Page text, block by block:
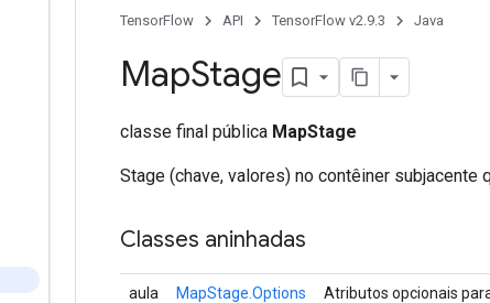
TensorFlow API TensorFlow v2.9.3 Java
MapStage
classe final pública MapStage
Stage (chave, valores) no contêiner subjacente
Classes aninhadas
aula MapStage.Options Atributos opcionais